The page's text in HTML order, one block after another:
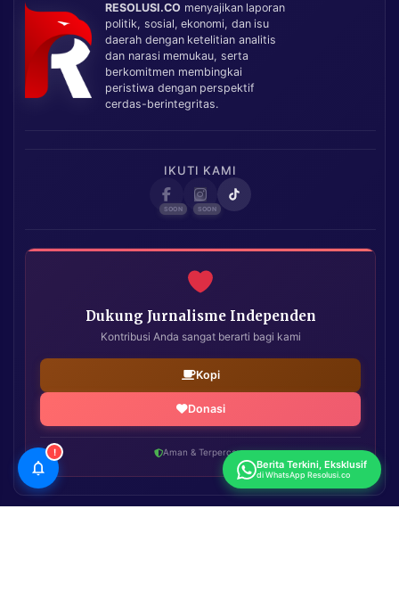
RESOLUSI.CO menyajikan laporan
politik, sosial, ekonomi, dan isu
daerah dengan ketelitian analitis
dan narasi memukau, serta
berkomitmen membingkai
peristiwa dengan perspektif
cerdas-berintegritas.
IKUTI KAMI
Dukung Jurnalisme Independen
Kontribusi Anda sangat berarti bagi kami
Kopi
Donasi
Aman & Terpercaya
!
Berita Terkini, Eksklusif
di WhatsApp Resolusi.co